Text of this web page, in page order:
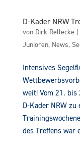
D-Kader NRW
von Dirk Rellecke |
Junioren, News,
Intensives
weit! Vom 21.
D-Kader NRW
des Treffens war